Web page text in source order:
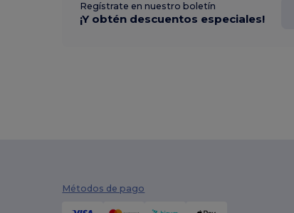
Regístrate en nuestro boletín
¡Y obtén descuentos especiales!
Métodos de pago